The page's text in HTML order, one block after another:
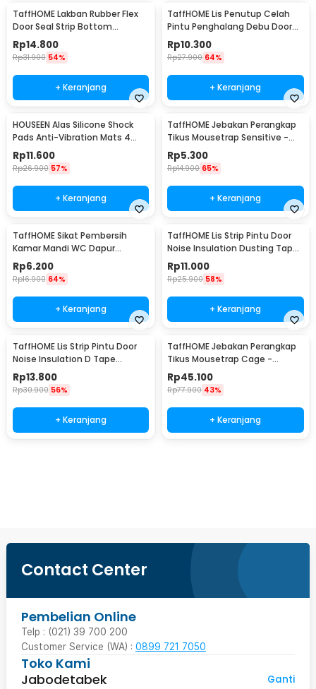
TaffHOME Lakban Rubber Flex
Door Seal Strip Bottom
Waterproof 45mmx5M - TP39
Rp14.800
Rp31.900 54%
+ Keranjang
TaffHOME Lis Penutup Celah
Pintu Penghalang Debu Door
Bottom Seal 1M - LQ7
Rp10.300
Rp27.900 64%
+ Keranjang
HOUSEEN Alas Silicone Shock
Pads Anti-Vibration Mats 4
PCS - NY522
Rp11.600
Rp26.900 57%
+ Keranjang
TaffHOME Jebakan Perangkap
Tikus Mousetrap Sensitive -
ZL-2021
Rp5.300
Rp14.900 65%
+ Keranjang
TaffHOME Sikat Pembersih
Kamar Mandi WC Dapur
Sponge Brush - 8211
Rp6.200
Rp16.900 64%
+ Keranjang
TaffHOME Lis Strip Pintu Door
Noise Insulation Dusting Tape
5Mx9mmx9mm - KK-061
Rp11.000
Rp25.900 58%
+ Keranjang
TaffHOME Lis Strip Pintu Door
Noise Insulation D Tape
9x6mm 10M - KK-062
Rp13.800
Rp30.900 56%
+ Keranjang
TaffHOME Jebakan Perangkap
Tikus Mousetrap Cage -
HU1999
Rp45.100
Rp77.900 43%
+ Keranjang
Contact Center
Pembelian Online
Telp : (021) 39 700 200
Customer Service (WA) : 0899 721 7050
Toko Kami
Jabodetabek
Ganti